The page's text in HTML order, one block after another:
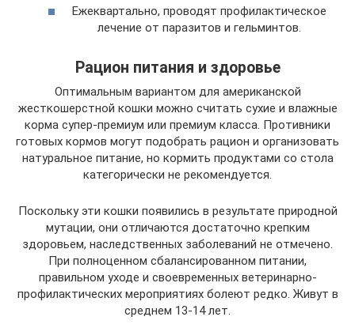
Ежеквартально, проводят профилактическое
лечение от паразитов и гельминтов.
Рацион питания и здоровье
Оптимальным вариантом для американской
жесткошерстной кошки можно считать сухие и влажные
корма супер-премиум или премиум класса. Противники
готовых кормов могут подобрать рацион и организовать
натуральное питание, но кормить продуктами со стола
категорически не рекомендуется.
Поскольку эти кошки появились в результате природной
мутации, они отличаются достаточно крепким
здоровьем, наследственных заболеваний не отмечено.
При полноценном сбалансированном питании,
правильном уходе и своевременных ветеринарно-
профилактических мероприятиях болеют редко. Живут в
среднем 13-14 лет.